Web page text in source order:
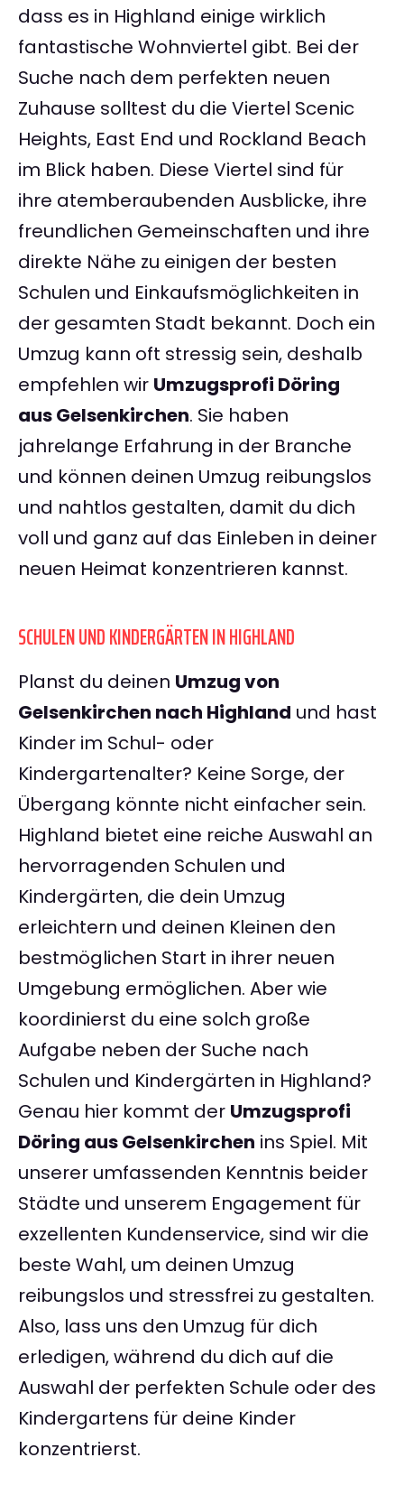
dass es in Highland einige wirklich
fantastische Wohnviertel gibt. Bei der
Suche nach dem perfekten neuen
Zuhause solltest du die Viertel Scenic
Heights, East End und Rockland Beach
im Blick haben. Diese Viertel sind für
ihre atemberaubenden Ausblicke, ihre
freundlichen Gemeinschaften und ihre
direkte Nähe zu einigen der besten
Schulen und Einkaufsmöglichkeiten in
der gesamten Stadt bekannt. Doch ein
Umzug kann oft stressig sein, deshalb
empfehlen wir Umzugsprofi Döring
aus Gelsenkirchen. Sie haben
jahrelange Erfahrung in der Branche
und können deinen Umzug reibungslos
und nahtlos gestalten, damit du dich
voll und ganz auf das Einleben in deiner
neuen Heimat konzentrieren kannst.
SCHULEN UND KINDERGÄRTEN IN HIGHLAND
Planst du deinen Umzug von
Gelsenkirchen nach Highland und hast
Kinder im Schul- oder
Kindergartenalter? Keine Sorge, der
Übergang könnte nicht einfacher sein.
Highland bietet eine reiche Auswahl an
hervorragenden Schulen und
Kindergärten, die dein Umzug
erleichtern und deinen Kleinen den
bestmöglichen Start in ihrer neuen
Umgebung ermöglichen. Aber wie
koordinierst du eine solch große
Aufgabe neben der Suche nach
Schulen und Kindergärten in Highland?
Genau hier kommt der Umzugsprofi
Döring aus Gelsenkirchen ins Spiel. Mit
unserer umfassenden Kenntnis beider
Städte und unserem Engagement für
exzellenten Kundenservice, sind wir die
beste Wahl, um deinen Umzug
reibungslos und stressfrei zu gestalten.
Also, lass uns den Umzug für dich
erledigen, während du dich auf die
Auswahl der perfekten Schule oder des
Kindergartens für deine Kinder
konzentrierst.